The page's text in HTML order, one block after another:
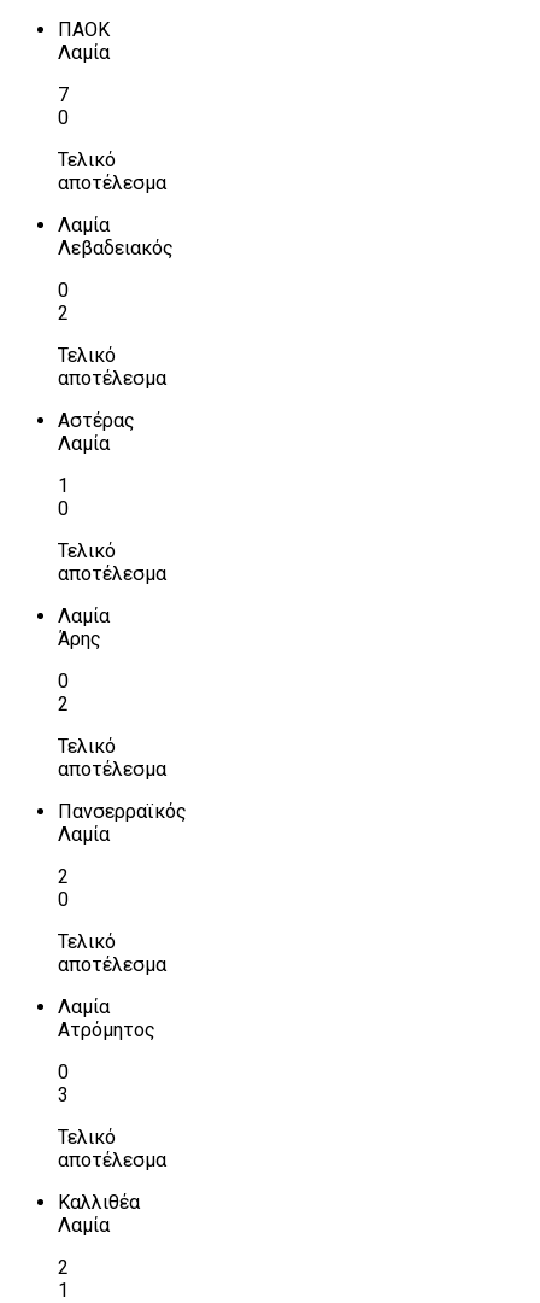
ΠΑΟΚ
Λαμία
7
0
Τελικό
αποτέλεσμα
Λαμία
Λεβαδειακός
0
2
Τελικό
αποτέλεσμα
Αστέρας
Λαμία
1
0
Τελικό
αποτέλεσμα
Λαμία
Άρης
0
2
Τελικό
αποτέλεσμα
Πανσερραϊκός
Λαμία
2
0
Τελικό
αποτέλεσμα
Λαμία
Ατρόμητος
0
3
Τελικό
αποτέλεσμα
Καλλιθέα
Λαμία
2
1